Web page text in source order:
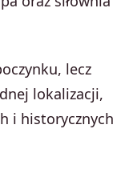
lecz
lokalizacji,
i historycznych